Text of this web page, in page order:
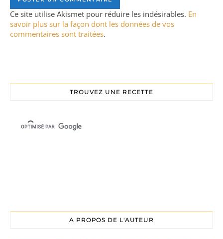
Ce site utilise Akismet pour réduire les indésirables. En
savoir plus sur la façon dont les données de vos
commentaires sont traitées.
TROUVEZ UNE RECETTE
A PROPOS DE L'AUTEUR